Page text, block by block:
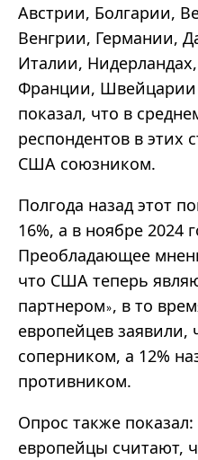
Австрии, Болгарии,
Венгрии, Германии,
Италии,
Франции,
показал, что в
респондентов в этих
США союзником.
Полгода назад этот
16%, а в ноябре 2024
Преобладающее
что США теперь
партнером», в то
европейцев
соперником, а 12%
противником.
Опрос также
европейцы считают,